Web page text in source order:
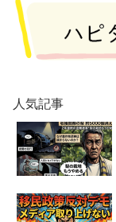
人気記事